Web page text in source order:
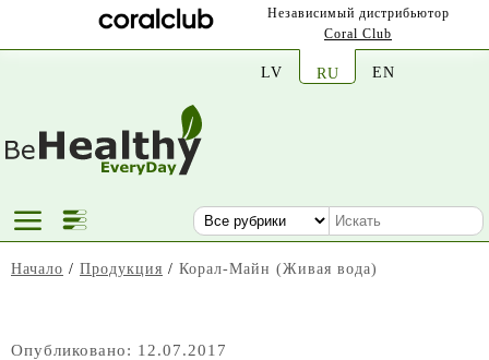
Независимый дистрибьютор
Coral Club
LV RU EN
Начало / Продукция / Корал-Майн (Живая вода)
Опубликовано: 12.07.2017